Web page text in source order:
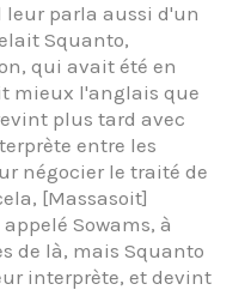
leur parla aussi d'un
Squanto,
qui avait été en
mieux l'anglais que
plus tard avec
entre les
négocier le traité de
[Massasoit]
Sowams, à
de là, mais Squanto
interprète, et devint